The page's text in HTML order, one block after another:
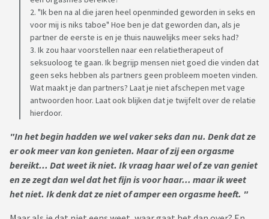
voldoening zou geven... maar dit is het hem net... ik weet het
niet want ik heb het nooit gedaan... Ik weet ook helemaal
niet wat ik zou mogen verwachten... Ik ben ook helemaal
niet op zoek naar een andere relatie denk ik.
Bedankt alvast om mijn verhaal te lezen...
2. "Ik ben na al die jaren heel openminded geworden in seks en
voor mij is niks taboe" Hoe ben je dat geworden dan, als je
partner de eerste is en je thuis nauwelijks meer seks had?
3. Ik zou haar voorstellen naar een relatietherapeut of
seksuoloog te gaan. Ik begrijp mensen niet goed die vinden dat
geen seks hebben als partners geen probleem moeten vinden.
Wat maakt je dan partners? Laat je niet afschepen met vage
antwoorden hoor. Laat ook blijken dat je twijfelt over de relatie
hierdoor.
"In het begin hadden we wel vaker seks dan nu. Denk dat ze
er ook meer van kon genieten. Maar of zij een orgasme
bereikt... Dat weet ik niet. Ik vraag haar wel of ze van geniet
en ze zegt dan wel dat het fijn is voor haar... maar ik weet
het niet. Ik denk dat ze niet of amper een orgasme heeft. "